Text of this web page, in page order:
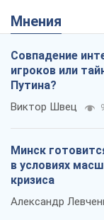
Мнения
Совпадение
игроков или
Путина?
Виктор Швец
Минск
в условиях
кризиса
Александр